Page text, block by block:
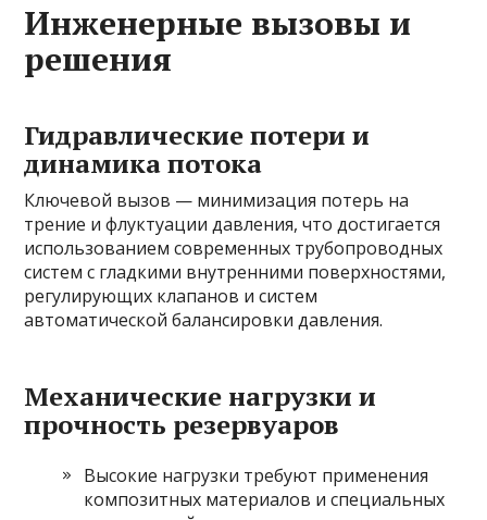
Инженерные вызовы и
решения
Гидравлические потери и
динамика потока
Ключевой вызов — минимизация потерь на
трение и флуктуации давления, что достигается
использованием современных трубопроводных
систем с гладкими внутренними поверхностями,
регулирующих клапанов и систем
автоматической балансировки давления.
Механические нагрузки и
прочность резервуаров
Высокие нагрузки требуют применения
композитных материалов и специальных